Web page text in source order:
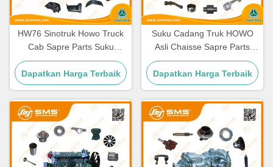
HW76 Sinotruk Howo Truck
Cab Sapre Parts Suku
Cadang Kabin
Dapatkan Harga Terbaik
Suku Cadang Truk HOWO
Asli Chaisse Sapre Parts
Ukuran Standar
Dapatkan Harga Terbaik